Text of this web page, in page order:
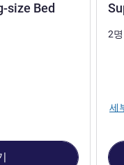
size Bed
2
세